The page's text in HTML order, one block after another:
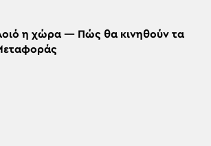
η χώρα — Πώς θα κινηθούν τα